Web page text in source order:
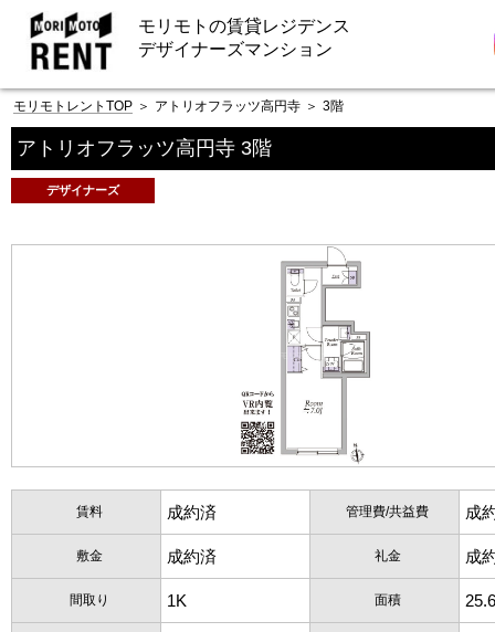
モリモトの賃貸レジデンス
デザイナーズマンション
モリモトレントTOP ＞ アトリオフラッツ高円寺 ＞ 3階
アトリオフラッツ高円寺 3階
デザイナーズ
賃料 成約済 管理費/共益費 成
敷金 成約済 礼金 成
間取り 1K 面積